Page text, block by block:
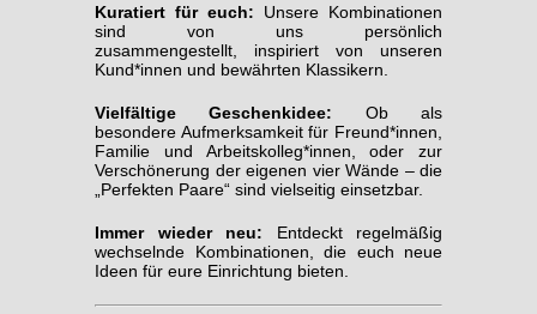
Kuratiert für euch: Unsere Kombinationen
sind von uns persönlich
zusammengestellt, inspiriert von unseren
Kund*innen und bewährten Klassikern.
Vielfältige Geschenkidee: Ob als
besondere Aufmerksamkeit für Freund*innen,
Familie und Arbeitskolleg*innen, oder zur
Verschönerung der eigenen vier Wände – die
„Perfekten Paare“ sind vielseitig einsetzbar.
Immer wieder neu: Entdeckt regelmäßig
wechselnde Kombinationen, die euch neue
Ideen für eure Einrichtung bieten.